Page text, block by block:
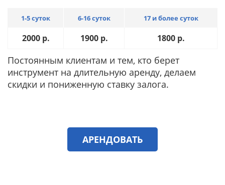
1-5 суток 6-16 суток 17 и более суток
2000 р. 1900 р. 1800 р.
Постоянным клиентам и тем, кто берет
инструмент на длительную аренду, делаем
скидки и пониженную ставку залога.
АРЕНДОВАТЬ